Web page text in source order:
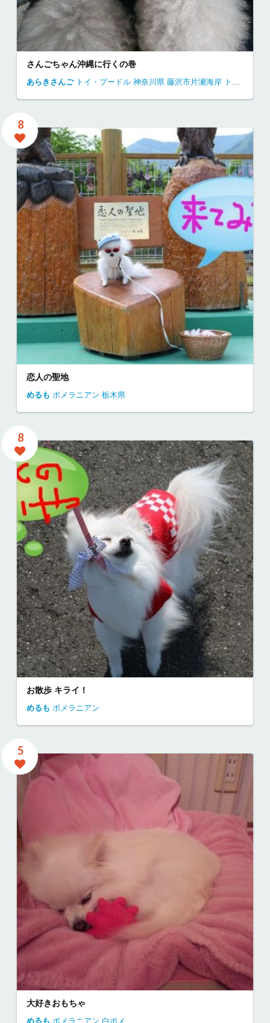
さんごちゃん沖縄に行くの巻
あらきさんご トイ・プードル 神奈川県 藤沢市片瀬海岸 トイプードル 江ノ島
8
恋人の聖地
めるも ポメラニアン 栃木県
8
お散歩 キライ！
めるも ポメラニアン
5
大好きおもちゃ
めるも ポメラニアン 白ポメ